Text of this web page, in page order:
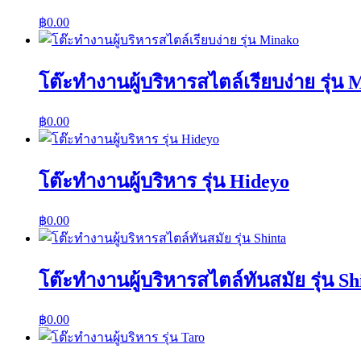
฿0.00
โต๊ะทำงานผู้บริหารสไตล์เรียบง่าย รุ่น
฿0.00
โต๊ะทำงานผู้บริหาร รุ่น Hideyo
฿0.00
โต๊ะทำงานผู้บริหารสไตล์ทันสมัย รุ่น
฿0.00